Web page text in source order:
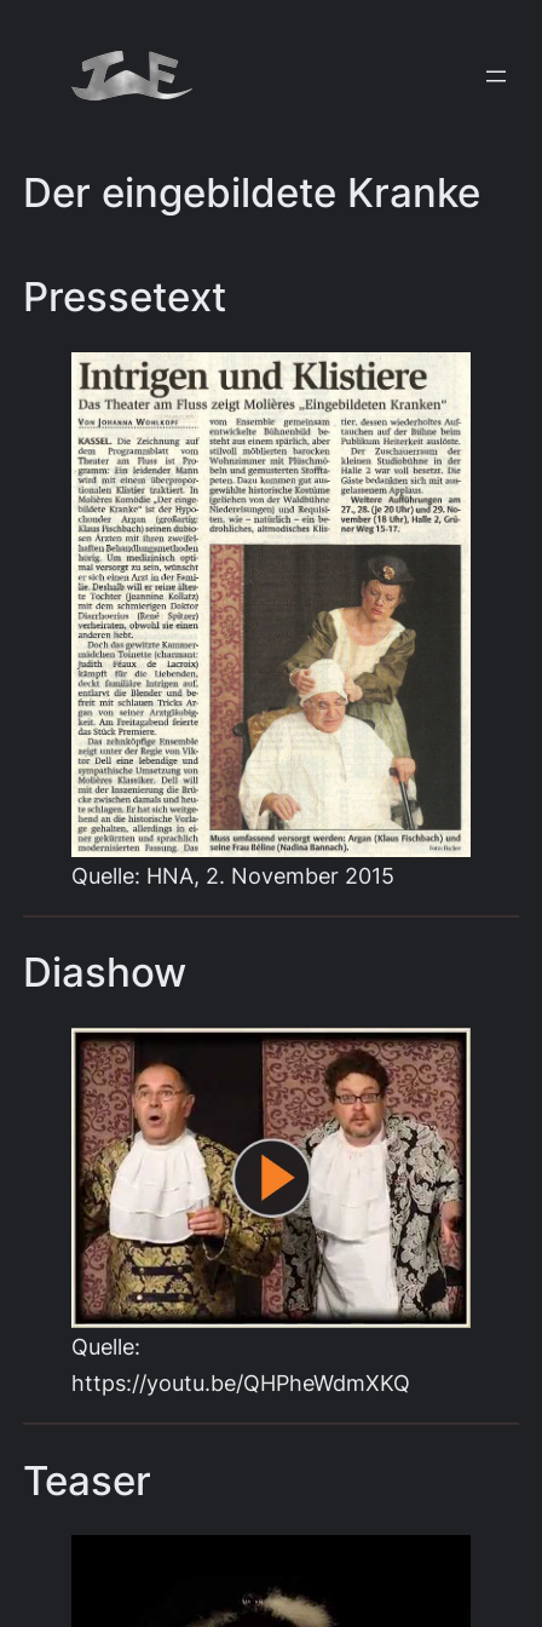
springen
Der eingebildete Kranke
Pressetext
Quelle: HNA, 2. November 2015
Diashow
Quelle:
https://youtu.be/QHPheWdmXKQ
Teaser